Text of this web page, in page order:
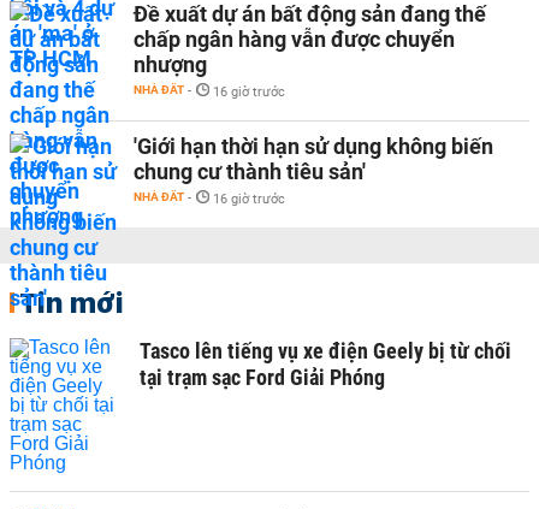
Đề xuất dự án bất động sản đang thế
chấp ngân hàng vẫn được chuyển
nhượng
NHÀ ĐẤT - 16 giờ trước
'Giới hạn thời hạn sử dụng không biến
chung cư thành tiêu sản'
NHÀ ĐẤT - 16 giờ trước
Tin mới
Tasco lên tiếng vụ xe điện Geely bị từ chối
tại trạm sạc Ford Giải Phóng